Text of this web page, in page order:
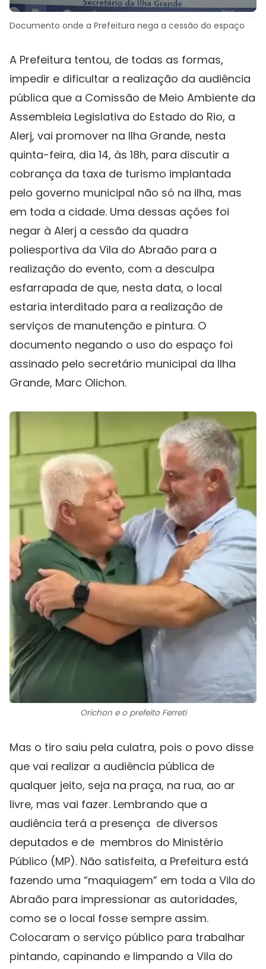
Documento onde a Prefeitura nega a cessão do espaço
A Prefeitura tentou, de todas as formas,
impedir e dificultar a realização da audiência
pública que a Comissão de Meio Ambiente da
Assembleia Legislativa do Estado do Rio, a
Alerj, vai promover na Ilha Grande, nesta
quinta-feira, dia 14, às 18h, para discutir a
cobrança da taxa de turismo implantada
pelo governo municipal não só na ilha, mas
em toda a cidade. Uma dessas ações foi
negar à Alerj a cessão da quadra
poliesportiva da Vila do Abraão para a
realização do evento, com a desculpa
esfarrapada de que, nesta data, o local
estaria interditado para a realização de
serviços de manutenção e pintura. O
documento negando o uso do espaço foi
assinado pelo secretário municipal da Ilha
Grande, Marc Olichon.
Orichon e o prefeito Ferreti
Mas o tiro saiu pela culatra, pois o povo disse
que vai realizar a audiência pública de
qualquer jeito, seja na praça, na rua, ao ar
livre, mas vai fazer. Lembrando que a
audiência terá a presença de diversos
deputados e de membros do Ministério
Público (MP). Não satisfeita, a Prefeitura está
fazendo uma “maquiagem” em toda a Vila do
Abraão para impressionar as autoridades,
como se o local fosse sempre assim.
Colocaram o serviço público para trabalhar
pintando, capinando e limpando a Vila do